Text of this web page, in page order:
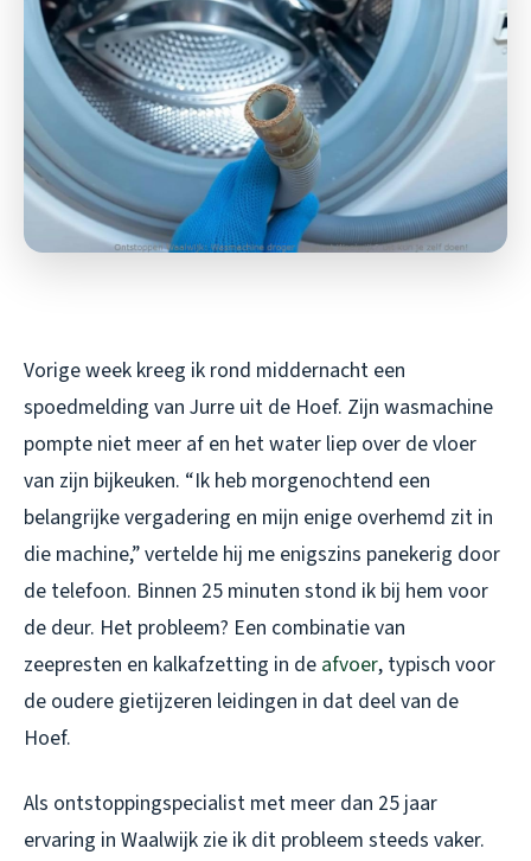
Vorige week kreeg ik rond middernacht een
spoedmelding van Jurre uit de Hoef. Zijn wasmachine
pompte niet meer af en het water liep over de vloer
van zijn bijkeuken. “Ik heb morgenochtend een
belangrijke vergadering en mijn enige overhemd zit in
die machine,” vertelde hij me enigszins panekerig door
de telefoon. Binnen 25 minuten stond ik bij hem voor
de deur. Het probleem? Een combinatie van
zeepresten en kalkafzetting in de afvoer, typisch voor
de oudere gietijzeren leidingen in dat deel van de
Hoef.
Als ontstoppingspecialist met meer dan 25 jaar
ervaring in Waalwijk zie ik dit probleem steeds vaker.